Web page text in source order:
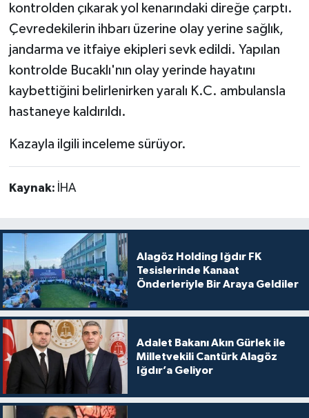
kontrolden çıkarak yol kenarındaki direğe çarptı.
Çevredekilerin ihbarı üzerine olay yerine sağlık,
jandarma ve itfaiye ekipleri sevk edildi. Yapılan
kontrolde Bucaklı'nın olay yerinde hayatını
kaybettiğini belirlenirken yaralı K.C. ambulansla
hastaneye kaldırıldı.
Kazayla ilgili inceleme sürüyor.
Kaynak: İHA
Alagöz Holding Iğdır FK
Tesislerinde Kanaat
Önderleriyle Bir Araya Geldiler
Adalet Bakanı Akın Gürlek ile
Milletvekili Cantürk Alagöz
Iğdır’a Geliyor